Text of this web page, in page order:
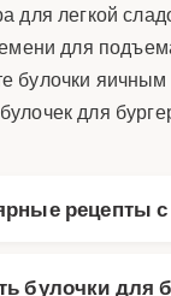
для легкой
для
булочки яичным
для
рецепты
булочки для